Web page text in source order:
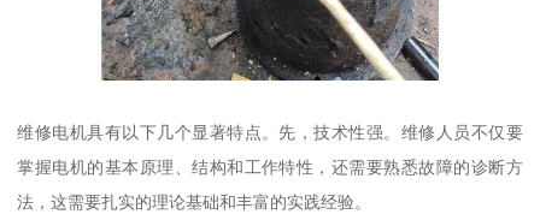
维修电机具有以下几个显著特点。先，技术性强。维修人员不仅要
掌握电机的基本原理、结构和工作特性，还需要熟悉故障的诊断方
法，这需要扎实的理论基础和丰富的实践经验。